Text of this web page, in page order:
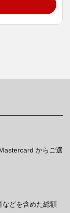
からご選
などを含めた総額